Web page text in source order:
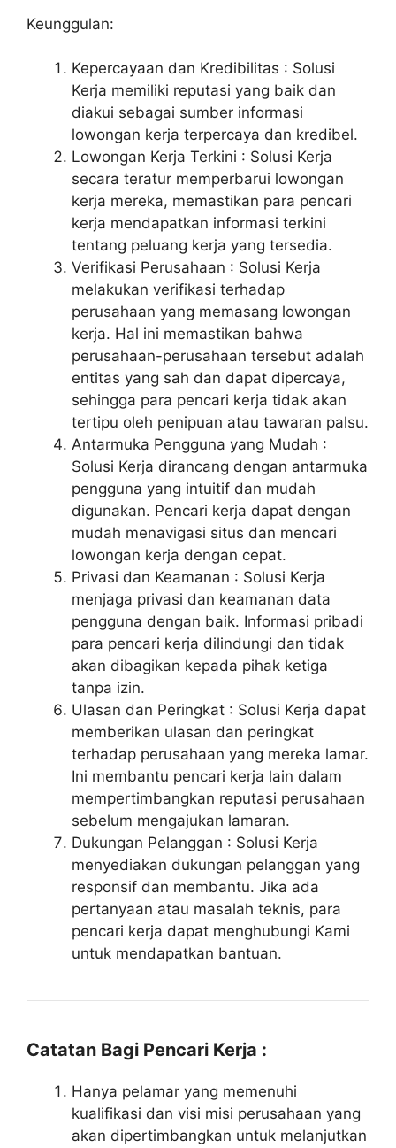
Keunggulan:
Kepercayaan dan Kredibilitas : Solusi
Kerja memiliki reputasi yang baik dan
diakui sebagai sumber informasi
lowongan kerja terpercaya dan kredibel.
Lowongan Kerja Terkini : Solusi Kerja
secara teratur memperbarui lowongan
kerja mereka, memastikan para pencari
kerja mendapatkan informasi terkini
tentang peluang kerja yang tersedia.
Verifikasi Perusahaan : Solusi Kerja
melakukan verifikasi terhadap
perusahaan yang memasang lowongan
kerja. Hal ini memastikan bahwa
perusahaan-perusahaan tersebut adalah
entitas yang sah dan dapat dipercaya,
sehingga para pencari kerja tidak akan
tertipu oleh penipuan atau tawaran palsu.
Antarmuka Pengguna yang Mudah :
Solusi Kerja dirancang dengan antarmuka
pengguna yang intuitif dan mudah
digunakan. Pencari kerja dapat dengan
mudah menavigasi situs dan mencari
lowongan kerja dengan cepat.
Privasi dan Keamanan : Solusi Kerja
menjaga privasi dan keamanan data
pengguna dengan baik. Informasi pribadi
para pencari kerja dilindungi dan tidak
akan dibagikan kepada pihak ketiga
tanpa izin.
Ulasan dan Peringkat : Solusi Kerja dapat
memberikan ulasan dan peringkat
terhadap perusahaan yang mereka lamar.
Ini membantu pencari kerja lain dalam
mempertimbangkan reputasi perusahaan
sebelum mengajukan lamaran.
Dukungan Pelanggan : Solusi Kerja
menyediakan dukungan pelanggan yang
responsif dan membantu. Jika ada
pertanyaan atau masalah teknis, para
pencari kerja dapat menghubungi Kami
untuk mendapatkan bantuan.
Catatan Bagi Pencari Kerja :
Hanya pelamar yang memenuhi
kualifikasi dan visi misi perusahaan yang
akan dipertimbangkan untuk melanjutkan